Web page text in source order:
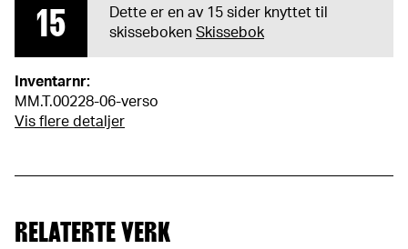
15
Dette er en av 15 sider knyttet til
skisseboken Skissebok
Inventarnr:
MM.T.00228-06-verso
Vis flere detaljer
RELATERTE VERK